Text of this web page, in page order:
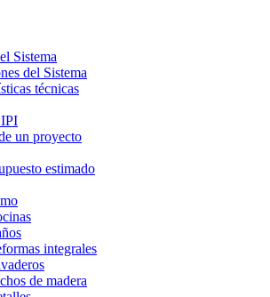
Sistema
del Sistema
técnicas
un proyecto
estimado
integrales
de madera